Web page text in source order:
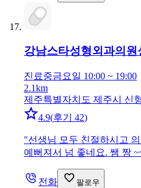
강남스타성형외과의원
진료중금요일 10:00 ~ 19:00
2.1km
제주특별자치도 제주시 신
4.9(후기 42)
"선생님 모두 친절하시고
예뻐져서 넘 좋네요. 쌤 짱
전화 팔로우